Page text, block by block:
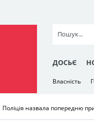
ДОСЬЄ
Власність
Поліція назвала попередню